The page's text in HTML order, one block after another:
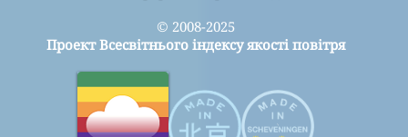
© 2008-2025
Проект Всесвітнього індексу якості повітря